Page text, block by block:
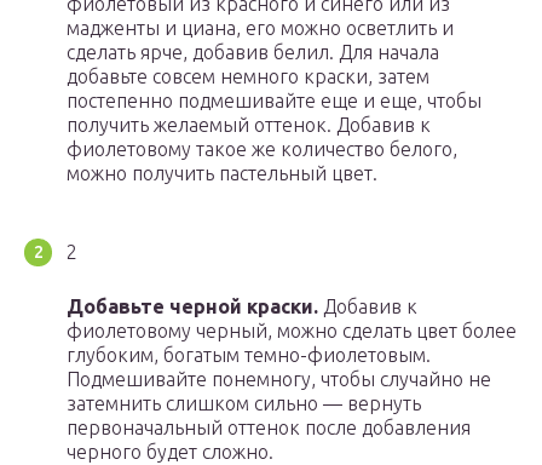
мадженты и циана, его можно осветлить и
сделать ярче, добавив белил. Для начала
добавьте совсем немного краски, затем
постепенно подмешивайте еще и еще, чтобы
получить желаемый оттенок. Добавив к
фиолетовому такое же количество белого,
можно получить пастельный цвет.
2
Добавьте черной краски. Добавив к
фиолетовому черный, можно сделать цвет более
глубоким, богатым темно-фиолетовым.
Подмешивайте понемногу, чтобы случайно не
затемнить слишком сильно — вернуть
первоначальный оттенок после добавления
черного будет сложно.